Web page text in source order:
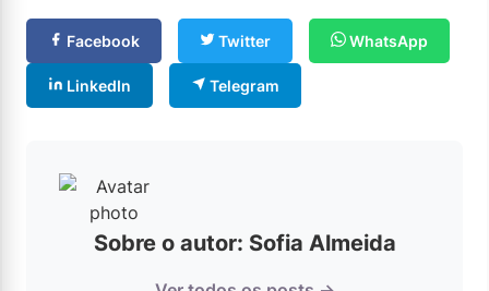
Facebook Twitter WhatsApp
LinkedIn Telegram
Sobre o autor: Sofia Almeida